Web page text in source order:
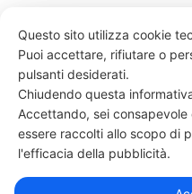
53 LIKES
331 818 4777DANIELE ESPOSITO
Questo sito utilizza cookie
Puoi accettare, rifiutare o
pulsanti desiderati.
Chiudendo questa
Accettando, sei
essere raccolti allo scopo di
l'efficacia della pubblicità.